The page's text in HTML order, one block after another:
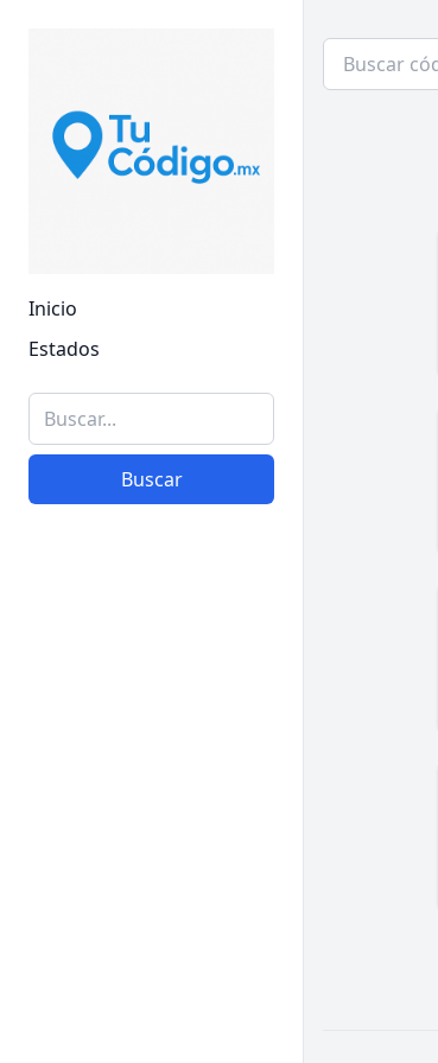
Inicio
Estados
Buscar